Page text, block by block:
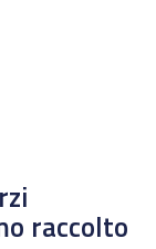
raccolto